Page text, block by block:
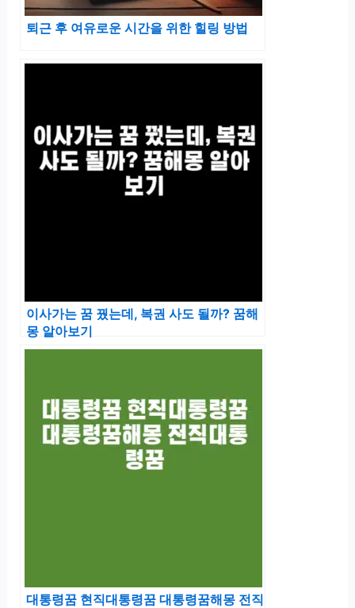
퇴근 후 여유로운 시간을 위한 힐링 방법
이사가는 꿈 꿨는데, 복권 사도 될까? 꿈해
몽 알아보기
대통령꿈 현직대통령꿈 대통령꿈해몽 전직